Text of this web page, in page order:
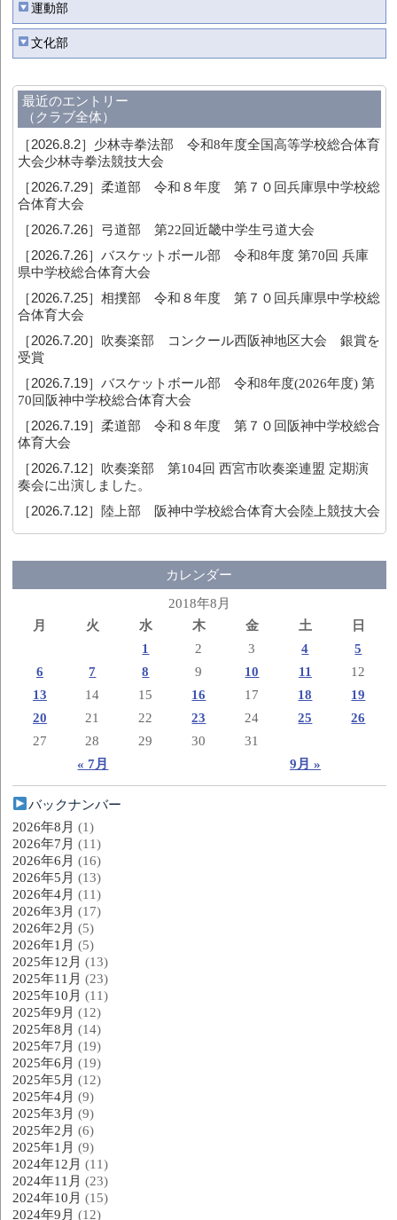
運動部
文化部
最近のエントリー
（クラブ全体）
［2026.8.2］ 少林寺拳法部 令和8年度全国高等学校総合体育
大会少林寺拳法競技大会
［2026.7.29］柔道部 令和８年度 第７０回兵庫県中学校総
合体育大会
［2026.7.26］ 弓道部 第22回近畿中学生弓道大会
［2026.7.26］バスケットボール部 令和8年度 第70回 兵庫
県中学校総合体育大会
［2026.7.25］相撲部 令和８年度 第７０回兵庫県中学校総
合体育大会
［2026.7.20］ 吹奏楽部 コンクール西阪神地区大会 銀賞を
受賞
［2026.7.19］バスケットボール部 令和8年度(2026年度) 第
70回阪神中学校総合体育大会
［2026.7.19］柔道部 令和８年度 第７０回阪神中学校総合
体育大会
［2026.7.12］ 吹奏楽部 第104回 西宮市吹奏楽連盟 定期演
奏会に出演しました。
［2026.7.12］ 陸上部 阪神中学校総合体育大会陸上競技大会
カレンダー
2018年8月
月
火 水 木 金 土 日
« 7月 9月 »
1 2 3 4
5
6
7 8 9 10 11
12
13
14 15 16 17 18
19
20
21 22 23 24 25
26
27
28 29 30 31
バックナンバー
2026年8月 (1)
2026年7月 (11)
2026年6月 (16)
2026年5月 (13)
2026年4月 (11)
2026年3月 (17)
2026年2月 (5)
2026年1月 (5)
2025年12月 (13)
2025年11月 (23)
2025年10月 (11)
2025年9月 (12)
2025年8月 (14)
2025年7月 (19)
2025年6月 (19)
2025年5月 (12)
2025年4月 (9)
2025年3月 (9)
2025年2月 (6)
2025年1月 (9)
2024年12月 (11)
2024年11月 (23)
2024年10月 (15)
2024年9月 (12)